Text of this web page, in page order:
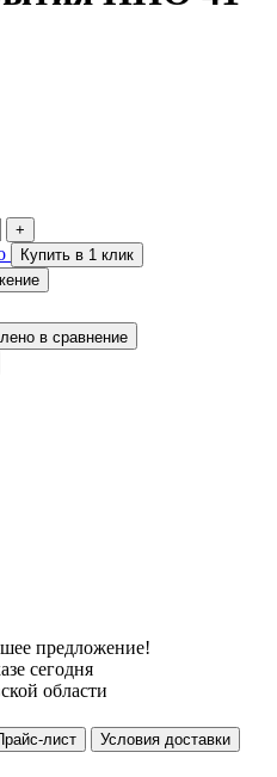
+
Купить в 1 клик
в сравнение
предложение!
сегодня
области
лист
Условия доставки